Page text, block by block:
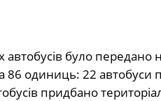
було передано
86 одиниць: 22
придбано